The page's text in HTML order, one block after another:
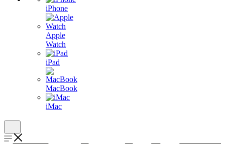
iPhone
Apple
Watch
iPad
MacBook
iMac